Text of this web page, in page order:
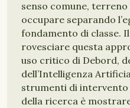
senso comune,
occupare separando
fondamento di classe.
rovesciare questa
uso critico di Debord,
dell’Intelligenza
strumenti di intervento
della ricerca è